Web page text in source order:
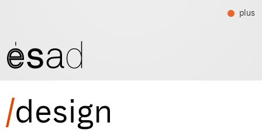
plus
/design